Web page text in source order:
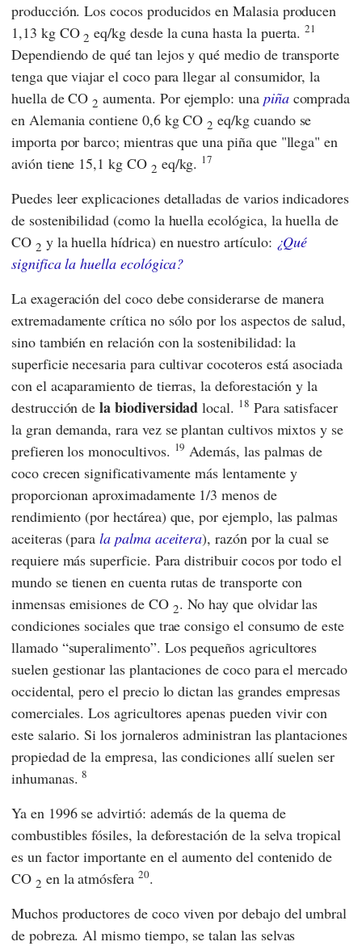
producción. Los cocos producidos en Malasia producen
1,13 kg CO2 eq/kg desde la cuna hasta la puerta.21
Dependiendo de qué tan lejos y qué medio de transporte
tenga que viajar el coco para llegar al consumidor, la
huella de CO2 aumenta. Por ejemplo: una piñacomprada
en Alemania contiene 0,6 kg CO2 eq/kg cuando se
importa por barco; mientras que una piña que "llega" en
avión tiene 15,1 kg CO 2 eq/kg. 17
Puedes leer explicaciones detalladas de varios indicadores
de sostenibilidad (como la huella ecológica, la huella de
CO 2 y la huella hídrica) en nuestro artículo: ¿Qué
significa la huella ecológica?
La exageración del coco debe considerarse de manera
extremadamente crítica no sólo por los aspectos de salud,
sino también en relación con la sostenibilidad: la
superficie necesaria para cultivar cocoteros está asociada
con el acaparamiento de tierras, la deforestación y la
destrucción dela biodiversidad local. 18 Para satisfacer
la gran demanda, rara vez se plantan cultivos mixtos y se
prefieren los monocultivos. 19 Además, las palmas de
coco crecen significativamente más lentamente y
proporcionan aproximadamente 1/3 menos de
rendimiento (por hectárea) que, por ejemplo, las palmas
aceiteras (parala palma aceitera), razón por la cual se
requiere más superficie. Para distribuir cocos por todo el
mundo se tienen en cuenta rutas de transporte con
inmensas emisiones de CO 2. No hay que olvidar las
condiciones sociales que trae consigo el consumo de este
llamado “superalimento”. Los pequeños agricultores
suelen gestionar las plantaciones de coco para el mercado
occidental, pero el precio lo dictan las grandes empresas
comerciales. Los agricultores apenas pueden vivir con
este salario. Si los jornaleros administran las plantaciones
propiedad de la empresa, las condiciones allí suelen ser
inhumanas.8
Ya en 1996 se advirtió: además de la quema de
combustibles fósiles, la deforestación de la selva tropical
es un factor importante en el aumento del contenido de
CO 2 en la atmósfera 20.
Muchos productores de coco viven por debajo del umbral
de pobreza. Al mismo tiempo, se talan las selvas